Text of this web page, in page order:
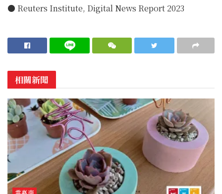
● Reuters Institute, Digital News Report 2023
相關新聞
雲嘉南